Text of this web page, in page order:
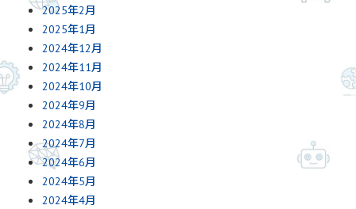
2025年2月
2025年1月
2024年12月
2024年11月
2024年10月
2024年9月
2024年8月
2024年7月
2024年6月
2024年5月
2024年4月